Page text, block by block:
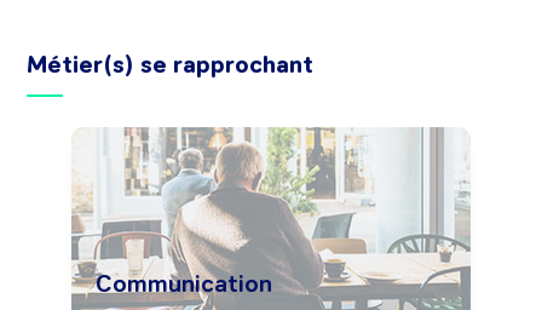
Métier(s) se rapprochant
Communication